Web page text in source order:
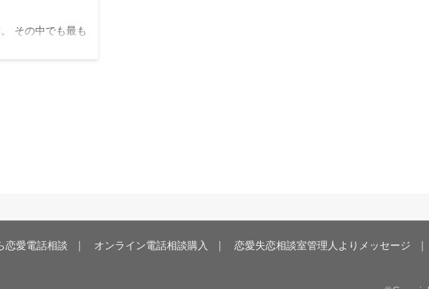
その中でも最も
恋愛電話相談 オンライン電話相談購入 恋愛失恋相談室管理人よりメッセージ